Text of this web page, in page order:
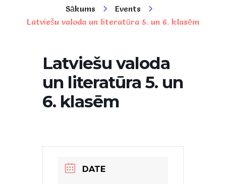
Sākums
Events
Latviešu valoda un literatūra 5. un 6. klasēm
Latviešu valoda
un literatūra 5. un
6. klasēm
DATE